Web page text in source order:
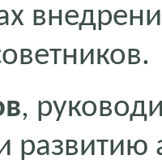
,
развитию